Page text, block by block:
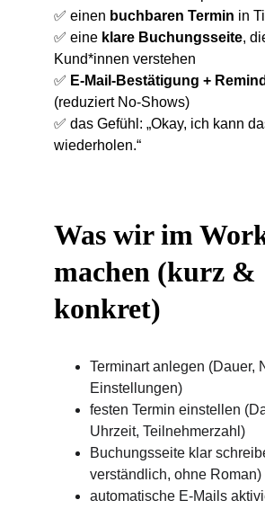
✅ einen buchbaren Termin in
✅ eine klare Buchungsseite,
Kund*innen verstehen
✅ E-Mail-Bestätigung +
(reduziert No-Shows)
✅ das Gefühl: „Okay, ich kann
wiederholen.“
Was wir im
machen (kurz &
konkret)
Terminart anlegen (Dauer,
Einstellungen)
festen Termin einstellen
Uhrzeit, Teilnehmerzahl)
Buchungsseite klar
verständlich, ohne Roman)
automatische E-Mails